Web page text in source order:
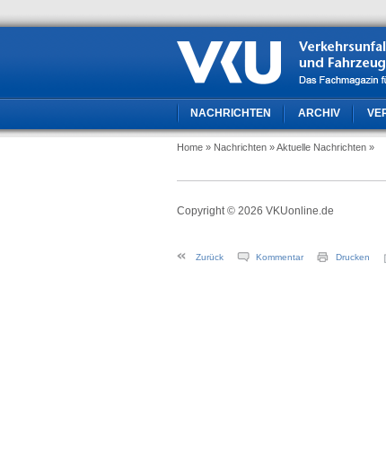
NACHRICHTEN ARCHIV
Home » Nachrichten » Aktuelle Nachrichten »
Copyright © 2026 VKUonline.de
Zurück Kommentar Drucken